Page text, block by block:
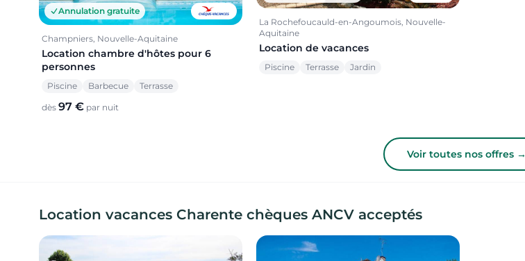
Annulation gratuite
Champniers, Nouvelle-Aquitaine
Location chambre d'hôtes pour 6
personnes
Piscine Barbecue Terrasse
dès 97 € par nuit
La Rochefoucauld-en-Angoumois, Nouvelle-
Aquitaine
Location de vacances
Piscine Terrasse Jardin
Voir toutes nos offres →
Location vacances Charente chèques ANCV acceptés